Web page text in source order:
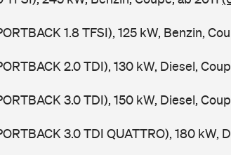
1.8 TFSI), 125 kW, Benzin,
2.0 TDI), 130 kW, Diesel,
3.0 TDI), 150 kW, Diesel,
3.0 TDI QUATTRO), 180 kW,